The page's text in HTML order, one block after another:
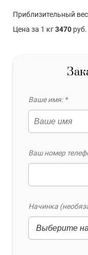
Приблизительный
Цена за 1 кг3470 руб.
Ваше имя: *
Ваш номер
Начинка